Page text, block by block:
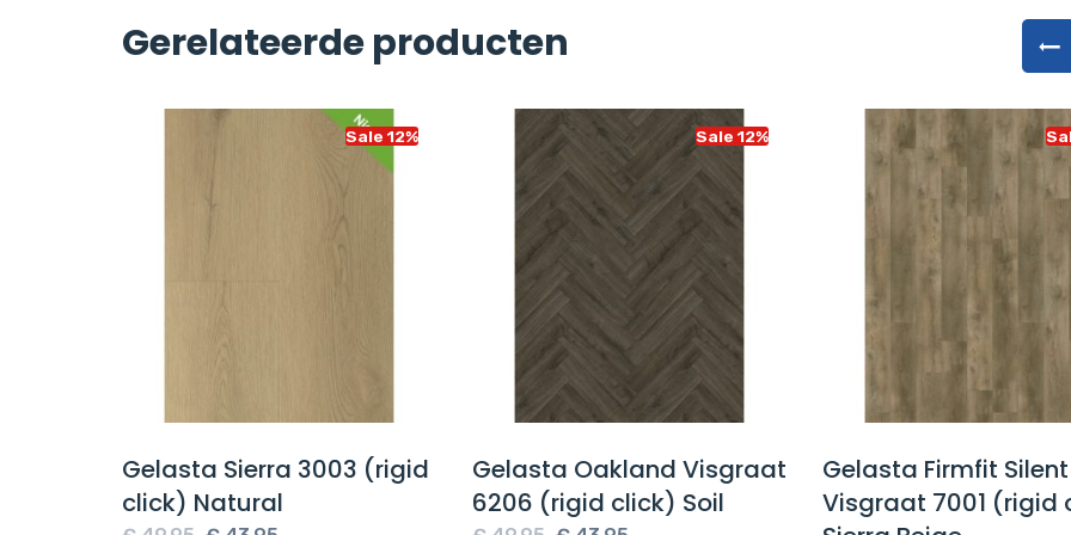
Gerelateerde producten
Sale 12%
Gelasta Sierra 3003 (rigid
click) Natural
Sale 12%
Gelasta Oakland Visgraat
6206 (rigid click) Soil
Gelasta Firmfit Silent
Visgraat 7001 (rigid